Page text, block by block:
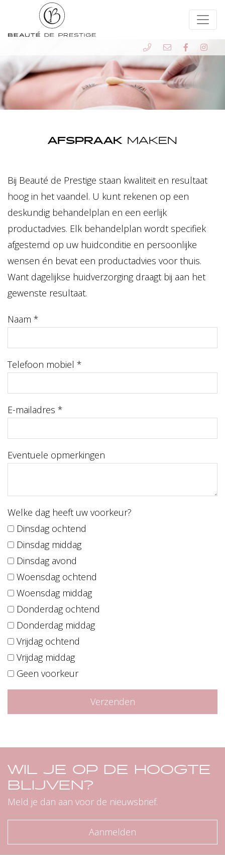
AFSPRAAK MAKEN
Bij Beauté de Prestige staan kwaliteit en resultaat
hoog in het vaandel. U kunt rekenen op een
deskundig behandelplan en een eerlijk
productadvies. Elk behandelplan wordt specifiek
afgestemd op uw huidconditie en persoonlijke
wensen én bevat een productadvies voor thuis.
Want dagelijkse huidverzorging draagt bij aan het
gewenste resultaat.
Naam *
Telefoon mobiel *
E-mailadres *
Eventuele opmerkingen
Welke dag heeft uw voorkeur?
Dinsdag ochtend
Dinsdag middag
Dinsdag avond
Woensdag ochtend
Woensdag middag
Donderdag ochtend
Donderdag middag
Vrijdag ochtend
Vrijdag middag
Geen voorkeur
Verzenden
WIL JE OP DE HOOGTE
BLIJVEN?
Meld je dan aan voor de nieuwsbrief.
Aanmelden